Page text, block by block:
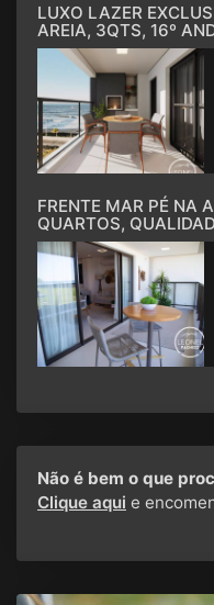
LUXO LAZER
AREIA, 3QTS, 16º
FRENTE MAR PÉ NA
QUARTOS,
Não é bem o que
Clique aqui e